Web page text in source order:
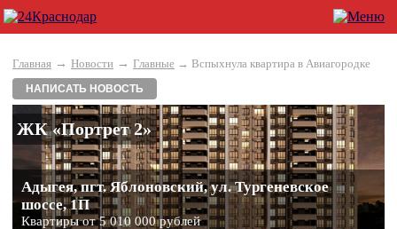
Главная → Новости → Главные → Вспыхнула квартира в Авиагородке
НАПИСАТЬ НОВОСТЬ
ЖК «Портрет 2»
Адыгея, пгт. Яблоновский, ул. Тургеневское
шоссе, 1П
Квартиры от 5 010 000 рублей